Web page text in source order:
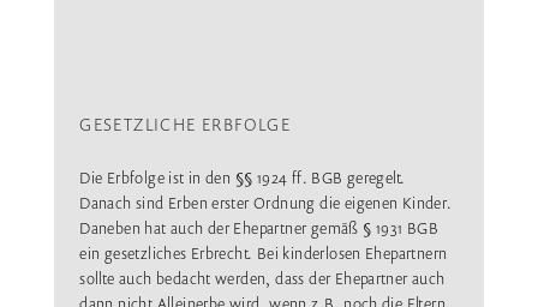
GESETZLICHE ERBFOLGE
Die Erbfolge ist in den §§ 1924 ff. BGB geregelt.
Danach sind Erben erster Ordnung die eigenen Kinder.
Daneben hat auch der Ehepartner gemäß § 1931 BGB
ein gesetzliches Erbrecht. Bei kinderlosen Ehepartnern
sollte auch bedacht werden, dass der Ehepartner auch